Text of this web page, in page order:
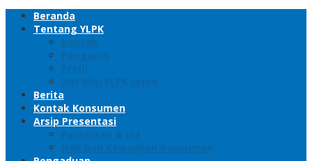
Beranda
Tentang YLPK
Kontak
Pengurus
Profil
Visi Misi YLPK Jatim
Berita
Kontak Konsumen
Arsip Presentasi
Peraturan & UU
Hak Dan Kewajiban Konsumen